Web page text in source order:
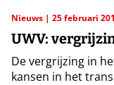
Nieuws 25 februari
UWV:
De vergrijzing in
kansen in het